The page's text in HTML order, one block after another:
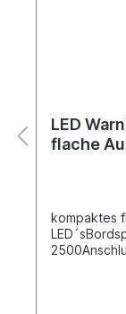
LED
flache
kompaktes